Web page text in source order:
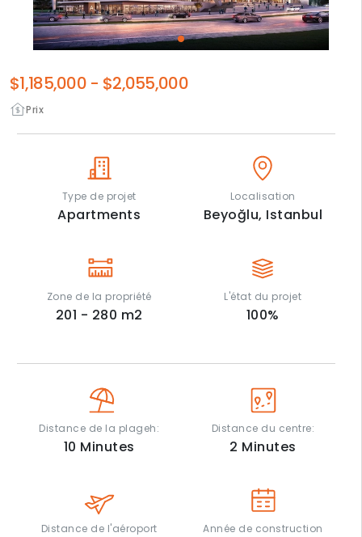
Prix
$1,185,000 - $2,055,000
Type de projet
Apartments
Localisation
Beyoğlu, Istanbul
Zone de la propriété
201 - 280 m2
L'état du projet
100%
Distance de la plageh:
10 Minutes
Distance du centre:
2 Minutes
Distance de l'aéroport Année de construction